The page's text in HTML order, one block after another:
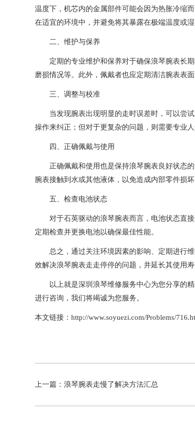
温度下，机芯内的金属部件可能会因为热胀冷缩
在适宜的环境中，并避免将其暴露在极端温度或湿
二、维护与保养
定期的专业维护和保养对于确保浪琴腕表长期
磨损情况等。此外，佩戴者也应定期清洁腕表表
三、调整与校准
当发现腕表出现明显的走时误差时，可以尝试
操作来纠正；但对于更复杂的问题，则需要专业人
四、正确佩戴与使用
正确佩戴和使用也是保持浪琴腕表良好状态的
腕表接触到水或其他液体，以免造成内部零件损坏
五、检查电池状态
对于石英驱动的浪琴腕表而言，电池状态直接
定期检查并更换电池以确保最佳性能。
总之，通过关注环境因素的影响、定期进行维
效解决浪琴腕表走走停停的问题，并延长其使用寿
以上就是深圳浪琴维修服务中心为您分享的
进行咨询，我们将竭诚为您服务。
本文链接：http://www.soyuezi.com/Problems/
上一篇： 浪琴腕表走慢了解决方法汇总